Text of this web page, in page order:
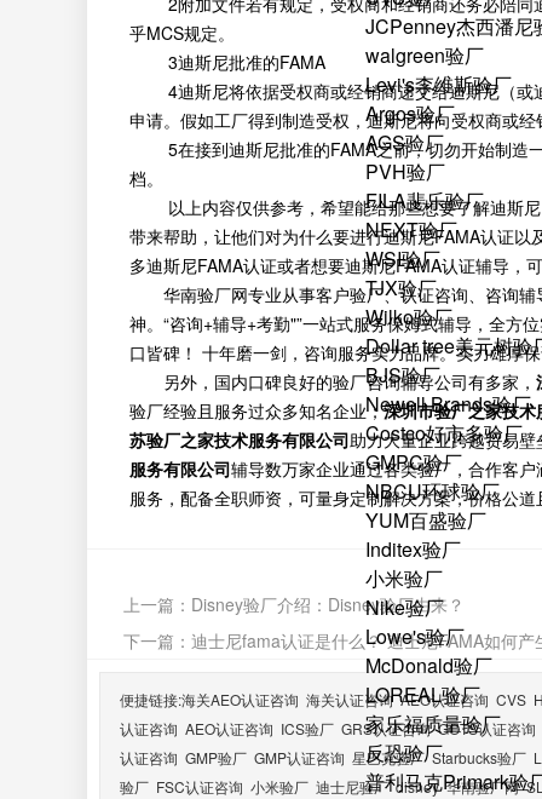
JCPenney杰西潘尼
walgreen验厂
Levi's李维斯验厂
Argos验厂
AGS验厂
PVH验厂
FILA斐乐验厂
NEXT验厂
WSI验厂
TJX验厂
Wilko验厂
Dollar tree美元树验
BJS验厂
Newell Brands验厂
Costco好市多验厂
GMPC验厂
NBCU环球验厂
YUM百盛验厂
Inditex验厂
小米验厂
Nike验厂
Lowe's验厂
McDonald验厂
LOREAL验厂
家乐福质量验厂
反恐验厂
普利马克Primark验
乎MCS规定。
3迪斯尼批准的FAMA
4迪斯尼将依据受权商或经销商递交给迪斯尼（或
申请。假如工厂得到制造受权，迪斯尼将向受权商或
5在接到迪斯尼批准的FAMA之前，切勿开始制造
档。
以上内容仅供参考，希望能给那些想要了解迪斯尼
带来帮助，让他们对为什么要进行迪斯尼FAMA认证
多迪斯尼FAMA认证或者想要迪斯尼FAMA认证辅导，
华南验厂网专业从事客户验厂、认证咨询、咨询
神。“咨询+辅导+考勤"”一站式服务保姆式辅导，全方
口皆碑！ 十年磨一剑，咨询服务实力品牌。实力雄厚
另外，国内口碑良好的验厂咨询辅导公司有多家，
验厂经验且服务过众多知名企业；深圳市验厂之家技
苏验厂之家技术服务有限公司助力大量企业跨越贸易
服务有限公司辅导数万家企业通过各类验厂，合作客
服务，配备全职师资，可量身定制解决方案，价格公
上一篇： Disney验厂介绍：Disney验厂由来？
下一篇： 迪士尼fama认证是什么？ 迪士尼FAMA如何
便捷链接:海关AEO认证咨询 海关认证咨询 AEO认证咨询 CVS
认证咨询 AEO认证咨询 ICS验厂 GRS认证咨询 GOTS认证咨询
认证咨询 GMP验厂 GMP认证咨询 星巴克验厂 Starbucks验厂
验厂 FSC认证咨询 小米验厂 迪士尼验厂 disney 华南验厂网